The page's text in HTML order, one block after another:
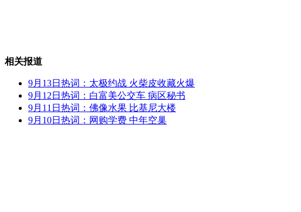
女孩北京地铁殴打老人 痛下狠手拳打脚踢
无痛分娩是否安全 医生回应
相关报道
9月13日热词：太极约战 火柴皮收藏火爆
9月12日热词：白富美公交车 病区秘书
9月11日热词：佛像水果 比基尼大楼
9月10日热词：网购学费 中年空巢